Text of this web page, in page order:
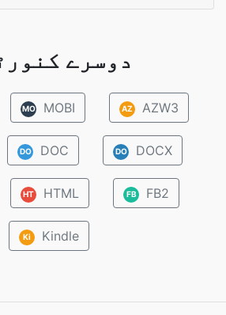
دوسرے
MO MOBI AZ AZW3
DO DOC DO DOCX
HT HTML FB FB2
Ki Kindle